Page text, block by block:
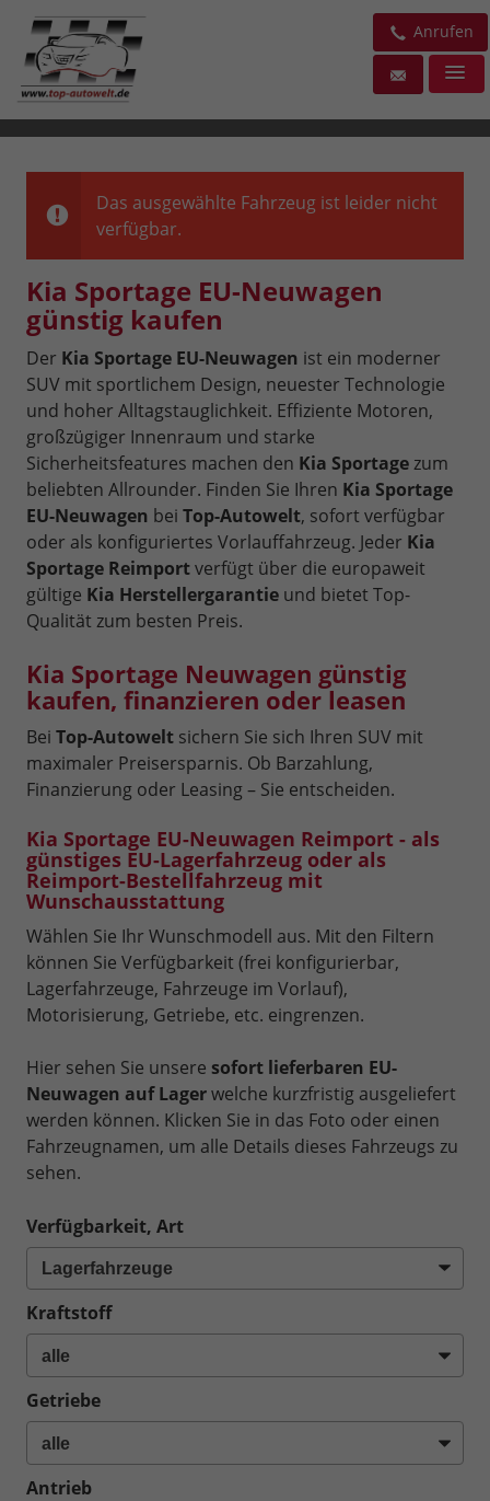
Anrufen
Das ausgewählte Fahrzeug ist leider nicht
verfügbar.
Kia Sportage EU-Neuwagen
günstig kaufen
Der Kia Sportage EU-Neuwagen ist ein moderner
SUV mit sportlichem Design, neuester Technologie
und hoher Alltagstauglichkeit. Effiziente Motoren,
großzügiger Innenraum und starke
Sicherheitsfeatures machen den Kia Sportagezum
beliebten Allrounder. Finden Sie Ihren Kia Sportage
EU-Neuwagen bei Top-Autowelt, sofort verfügbar
oder als konfiguriertes Vorlauffahrzeug. Jeder Kia
Sportage Reimportverfügt über die europaweit
gültige Kia Herstellergarantie und bietet Top-
Qualität zum besten Preis.
Kia Sportage Neuwagen günstig
kaufen, finanzieren oder leasen
Bei Top-Autowelt sichern Sie sich Ihren SUV mit
maximaler Preisersparnis. Ob Barzahlung,
Finanzierung oder Leasing – Sie entscheiden.
Kia Sportage EU-Neuwagen Reimport - als
günstiges EU-Lagerfahrzeug oder als
Reimport-Bestellfahrzeug mit
Wunschausstattung
Wählen Sie Ihr Wunschmodell aus. Mit den Filtern
können Sie Verfügbarkeit (frei konfigurierbar,
Lagerfahrzeuge, Fahrzeuge im Vorlauf),
Motorisierung, Getriebe, etc. eingrenzen.
Hier sehen Sie unsere sofort lieferbaren EU-
Neuwagen auf Lagerwelche kurzfristig ausgeliefert
werden können. Klicken Sie in das Foto oder einen
Fahrzeugnamen, um alle Details dieses Fahrzeugs zu
sehen.
Verfügbarkeit, Art
Kraftstoff
Getriebe
Antrieb